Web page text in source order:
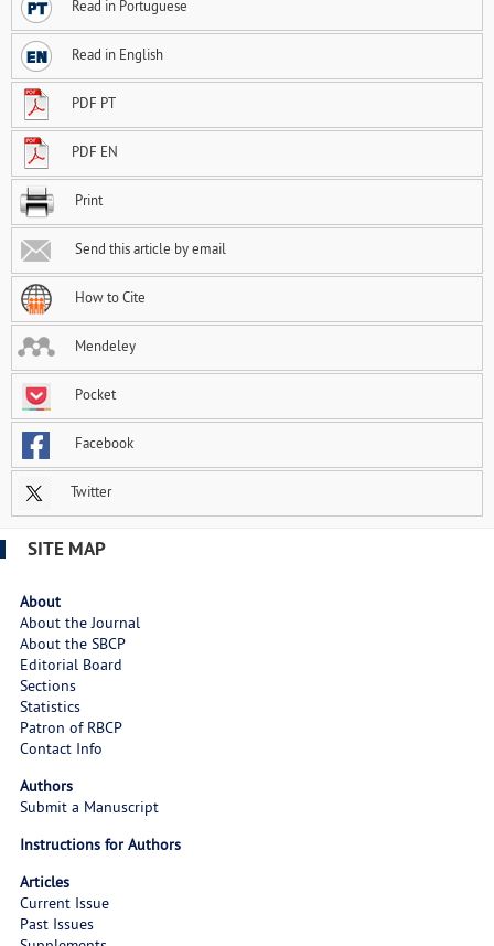
Read in Portuguese
Read in English
PDF PT
PDF EN
Print
Send this article by email
How to Cite
Mendeley
Pocket
Facebook
Twitter
SITE MAP
About
About the Journal
About the SBCP
Editorial Board
Sections
Statistics
Patron of RBCP
Contact Info
Authors
Submit a Manuscript
Instructions for Authors
Articles
Current Issue
Past Issues